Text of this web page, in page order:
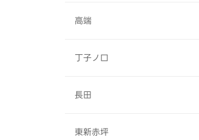
高端
丁子ノ口
長田
東新赤坪